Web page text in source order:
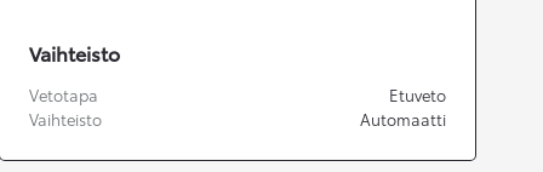
Vaihteisto
Vetotapa
Etuveto
Vaihteisto
Automaatti